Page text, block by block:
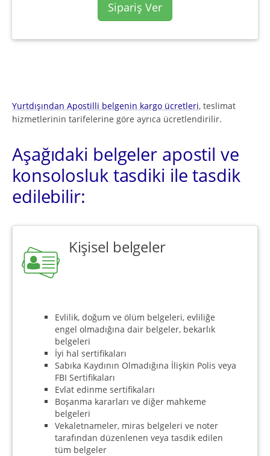
Sipariş Ver
Yurtdışından Apostilli belgenin kargo ücretleri, teslimat
hizmetlerinin tarifelerine göre ayrıca ücretlendirilir.
Aşağıdaki belgeler apostil ve
konsolosluk tasdiki ile tasdik
edilebilir:
Kişisel belgeler
Evlilik, doğum ve ölüm belgeleri, evliliğe
engel olmadığına dair belgeler, bekarlık
belgeleri
İyi hal sertifikaları
Sabıka Kaydının Olmadığına İlişkin Polis veya
FBI Sertifikaları
Evlat edinme sertifikaları
Boşanma kararları ve diğer mahkeme
belgeleri
Vekaletnameler, miras belgeleri ve noter
tarafından düzenlenen veya tasdik edilen
tüm belgeler